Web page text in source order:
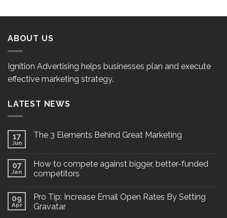
ABOUT US
Ignition Advertising helps businesses plan and execute
effective marketing strategy.
LATEST NEWS
17
Jun
The 3 Elements Behind Great Marketing
07
Jan
How to compete against bigger, better-funded
competitors
09
Apr
Pro Tip: Increase Email Open Rates By Setting
Gravatar